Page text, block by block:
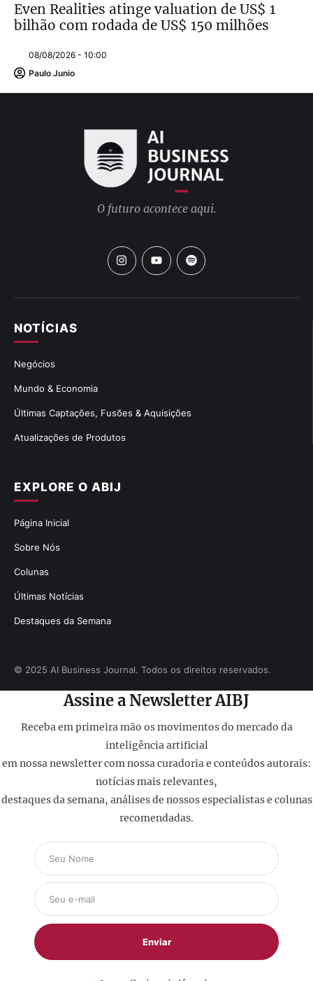
Even Realities atinge valuation de US$ 1
bilhão com rodada de US$ 150 milhões
08/08/2026 - 10:00
Paulo Junio
EXPLORE O ABIJ
Página Inicial
Sobre Nós
Colunas
Últimas Notícias
Destaques da Semana
NOTÍCIAS
Negócios
Mundo & Economia
Últimas Captações, Fusões & Aquisições
Atualizações de Produtos
O futuro acontece aqui.
© 2025 AI Business Journal. Todos os direitos reservados.
Assine a Newsletter AIBJ
Receba em primeira mão os movimentos do mercado da
inteligência artificial
em nossa newsletter com nossa curadoria e conteúdos autorais:
notícias mais relevantes,
destaques da semana, análises de nossos especialistas e colunas
recomendadas.